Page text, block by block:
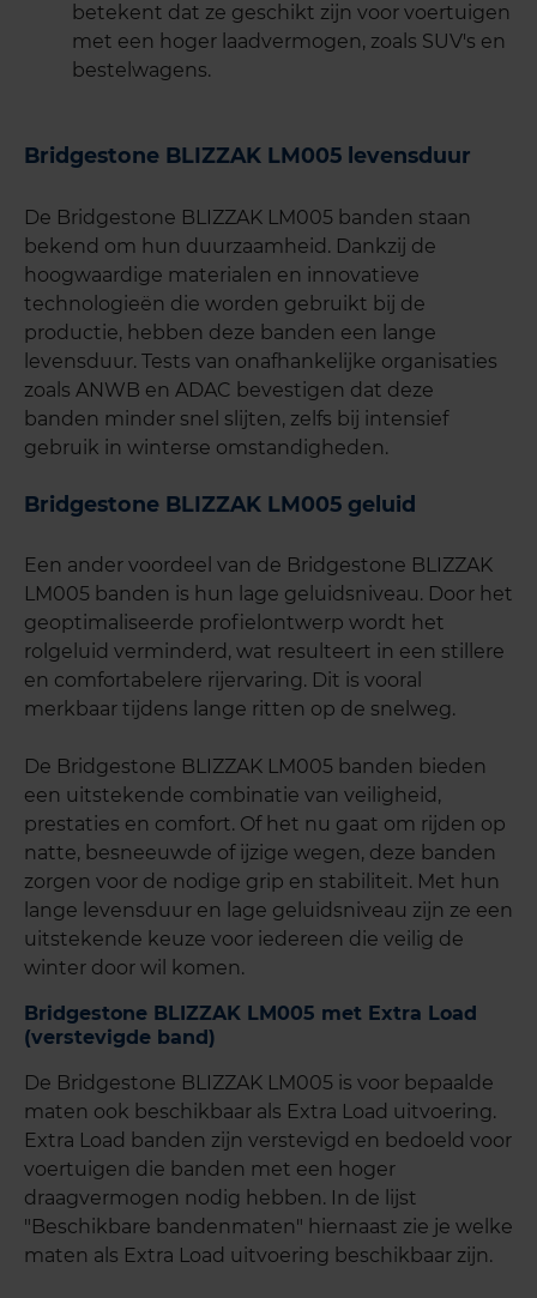
betekent dat ze geschikt zijn voor voertuigen
met een hoger laadvermogen, zoals SUV's en
bestelwagens.
Bridgestone BLIZZAK LM005 levensduur
De Bridgestone BLIZZAK LM005 banden staan
bekend om hun duurzaamheid. Dankzij de
hoogwaardige materialen en innovatieve
technologieën die worden gebruikt bij de
productie, hebben deze banden een lange
levensduur. Tests van onafhankelijke organisaties
zoals ANWB en ADAC bevestigen dat deze
banden minder snel slijten, zelfs bij intensief
gebruik in winterse omstandigheden.
Bridgestone BLIZZAK LM005 geluid
Een ander voordeel van de Bridgestone BLIZZAK
LM005 banden is hun lage geluidsniveau. Door het
geoptimaliseerde profielontwerp wordt het
rolgeluid verminderd, wat resulteert in een stillere
en comfortabelere rijervaring. Dit is vooral
merkbaar tijdens lange ritten op de snelweg.
De Bridgestone BLIZZAK LM005 banden bieden
een uitstekende combinatie van veiligheid,
prestaties en comfort. Of het nu gaat om rijden op
natte, besneeuwde of ijzige wegen, deze banden
zorgen voor de nodige grip en stabiliteit. Met hun
lange levensduur en lage geluidsniveau zijn ze een
uitstekende keuze voor iedereen die veilig de
winter door wil komen.
Bridgestone BLIZZAK LM005 met Extra Load
(verstevigde band)
De Bridgestone BLIZZAK LM005 is voor bepaalde
maten ook beschikbaar als Extra Load uitvoering.
Extra Load banden zijn verstevigd en bedoeld voor
voertuigen die banden met een hoger
draagvermogen nodig hebben. In de lijst
"Beschikbare bandenmaten" hiernaast zie je welke
maten als Extra Load uitvoering beschikbaar zijn.